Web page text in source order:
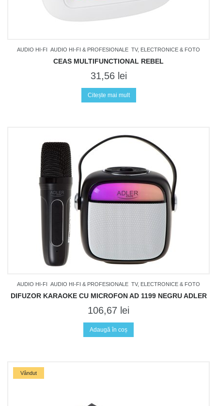
AUDIO HI-FI AUDIO HI-FI & PROFESIONALE TV, ELECTRONICE & FOTO
CEAS MULTIFUNCTIONAL REBEL
31,56 lei
Citește mai mult
AUDIO HI-FI AUDIO HI-FI & PROFESIONALE TV, ELECTRONICE & FOTO
DIFUZOR KARAOKE CU MICROFON AD 1199 NEGRU ADLER
106,67 lei
Adaugă în coș
Vândut